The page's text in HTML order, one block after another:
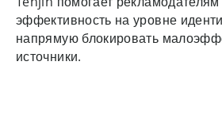
эффективность на уровне
напрямую блокировать
источники.